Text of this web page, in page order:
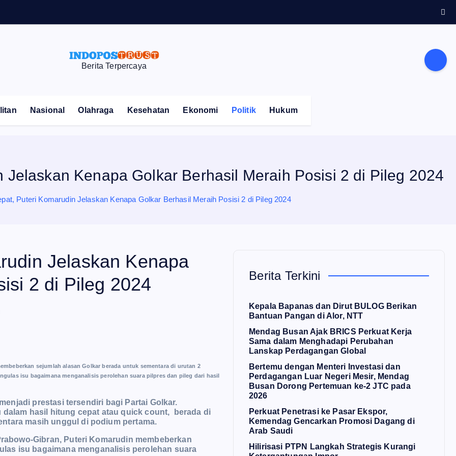
Berita Terpercaya
Nasional Olahraga Kesehatan Ekonomi Politik Hukum
Jelaskan Kenapa Golkar Berhasil Meraih Posisi 2 di Pileg 2024
Puteri Komarudin Jelaskan Kenapa Golkar Berhasil Meraih Posisi 2 di Pileg 2024
Jelaskan Kenapa
2 di Pileg 2024
sejumlah alasan Golkar berada untuk sementara di urutan 2
isu bagaimana menganalisis perolehan suara pilpres dan pileg dari hasil
prestasi tersendiri bagi Partai Golkar.
hasil hitung cepat atau quick count, berada di
masih unggul di podium pertama.
Gibran, Puteri Komarudin membeberkan
isu bagaimana menganalisis perolehan suara
Berita Terkini
Kepala Bapanas dan Dirut BULOG Berikan
Bantuan Pangan di Alor, NTT
Mendag Busan Ajak BRICS Perkuat Kerja
Sama dalam Menghadapi Perubahan
Lanskap Perdagangan Global
Bertemu dengan Menteri Investasi dan
Perdagangan Luar Negeri Mesir, Mendag
Busan Dorong Pertemuan ke-2 JTC pada
2026
Perkuat Penetrasi ke Pasar Ekspor,
Kemendag Gencarkan Promosi Dagang di
Arab Saudi
Hilirisasi PTPN Langkah Strategis Kurangi